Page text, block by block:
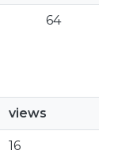
64
views
16